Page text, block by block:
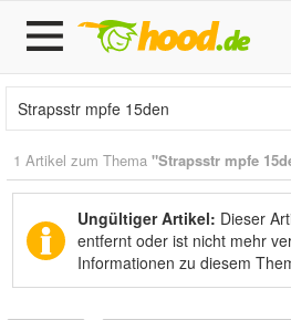
1 Artikel zum Thema "Strapsstr mpfe
Ungültiger Artikel: Dieser
entfernt oder ist nicht mehr
Informationen zu diesem